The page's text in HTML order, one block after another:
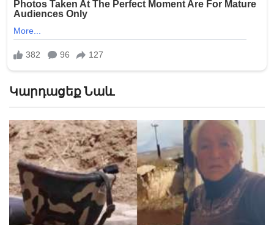
Կարդացեք Նաև
Թշնամին կրակ է բացել հայկական դիրքերի
ուղղությամբ